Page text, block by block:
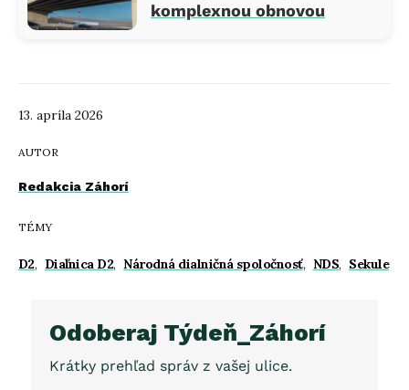
13. apríla 2026
AUTOR
Redakcia Záhorí
TÉMY
D2, Diaľnica D2, Národná dialničná spoločnosť, NDS, Sekule
komplexnou obnovou
Odoberaj Týdeň_Záhorí
Krátky prehľad správ z vašej ulice.